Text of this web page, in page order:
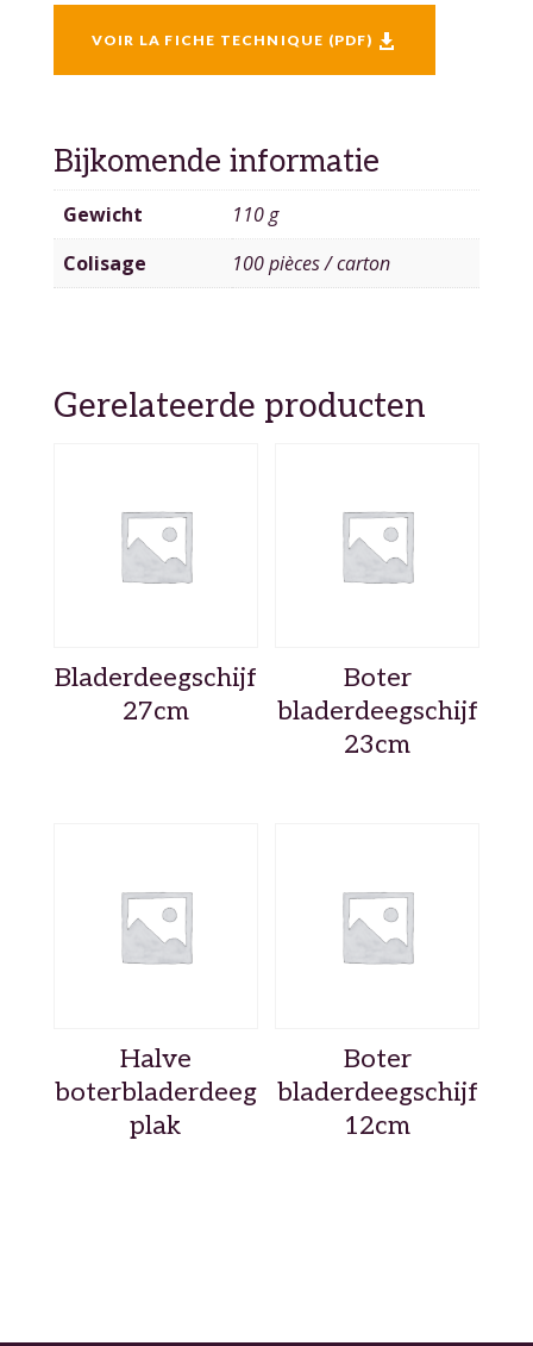
VOIR LA FICHE TECHNIQUE (PDF) 
Bijkomende informatie
Gewicht
110 g
Colisage
100 pièces / carton
Gerelateerde producten
Bladerdeegschijf
27cm
Boter
bladerdeegschijf
23cm
Halve
boterbladerdeeg
plak
Boter
bladerdeegschijf
12cm